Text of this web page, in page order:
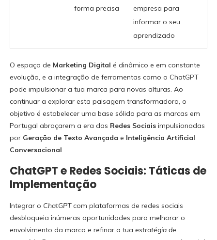
forma precisa
empresa para
informar o seu
aprendizado
O espaço de Marketing Digital é dinâmico e em constante
evolução, e a integração de ferramentas como o ChatGPT
pode impulsionar a tua marca para novas alturas. Ao
continuar a explorar esta paisagem transformadora, o
objetivo é estabelecer uma base sólida para as marcas em
Portugal abraçarem a era das Redes Sociais impulsionadas
por Geração de Texto Avançada e Inteligência Artificial
Conversacional.
ChatGPT e Redes Sociais: Táticas de
Implementação
Integrar o ChatGPTcom plataformas de redes sociais
desbloqueia inúmeras oportunidades para melhorar o
envolvimento da marca e refinar a tua estratégia de